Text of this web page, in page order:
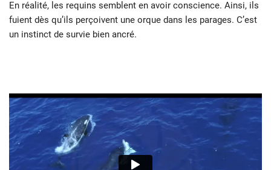
En réalité, les requins semblent en avoir conscience. Ainsi, ils
fuient dès qu’ils perçoivent une orque dans les parages. C’est
un instinct de survie bien ancré.